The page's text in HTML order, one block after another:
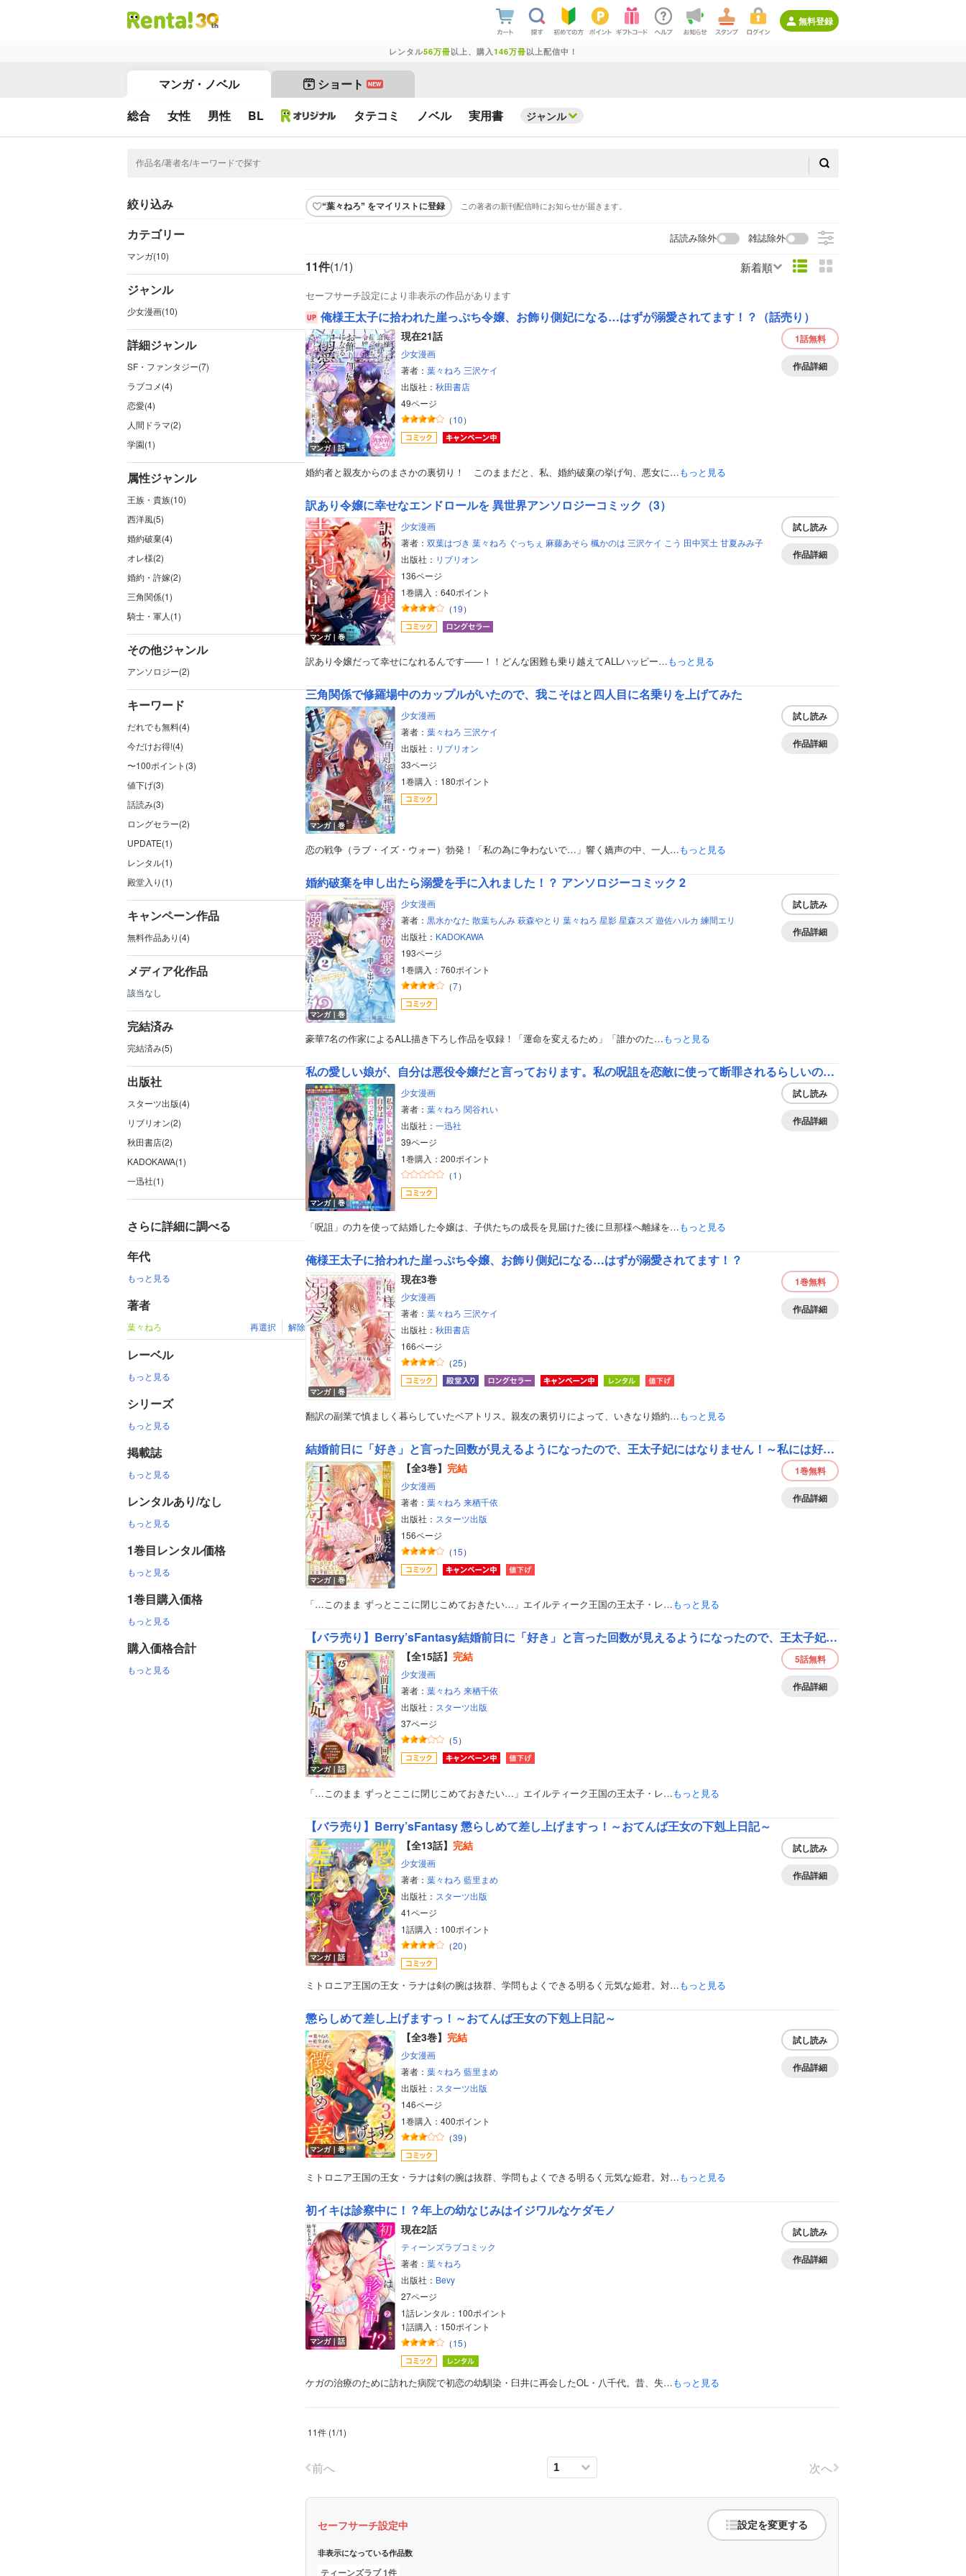
無料登録
レンタル56万冊以上、購入 146万冊以上配信中！
マンガ・ノベル ショート NEW
総合 女性 男性 BL タテコミ ノベル 実用書 ジャンル
絞り込み
カテゴリー
マンガ(10)
ジャンル
少女漫画(10)
詳細ジャンル
SF・ファンタジー(7)
ラブコメ(4)
恋愛(4)
人間ドラマ(2)
学園(1)
属性ジャンル
王族・貴族(10)
西洋風(5)
婚約破棄(4)
オレ様(2)
婚約・許嫁(2)
三角関係(1)
騎士・軍人(1)
その他ジャンル
アンソロジー(2)
キーワード
だれでも無料(4)
今だけお得!(4)
〜100ポイント(3)
値下げ(3)
話読み(3)
ロングセラー(2)
UPDATE(1)
レンタル(1)
殿堂入り(1)
キャンペーン作品
無料作品あり(4)
メディア化作品
該当なし
完結済み
完結済み(5)
出版社
スターツ出版(4)
リブリオン(2)
秋田書店(2)
KADOKAWA(1)
一迅社(1)
さらに詳細に調べる
年代
もっと見る
著者
葉々ねろ 再選択 解除
レーベル
もっと見る
シリーズ
もっと見る
掲載誌
もっと見る
レンタルあり/なし
もっと見る
1巻目レンタル価格
もっと見る
1巻目購入価格
もっと見る
購入価格合計
もっと見る
“葉々ねろ” をマイリストに登録 この著者の新刊配信時にお知らせが届きます。
話読み除外 雑誌除外
11件(1/1) 新着順
セーフサーチ設定により非表示の作品があります
ティーンズラブ
美女・美少女
女性写真集
俺様王太子に拾われた崖っぷち令嬢、お飾り側妃になる…はずが溺愛されてます！？（話売り）
マンガ｜話
現在21話
少女漫画
著者： 葉々ねろ 三沢ケイ
出版社： 秋田書店
49ページ
（10）
1話無料
作品詳細
婚約者と親友からのまさかの裏切り！ このままだと、私、婚約破棄の挙げ句、悪女に…もっと見る
訳あり令嬢に幸せなエンドロールを 異世界アンソロジーコミック（3）
マンガ｜巻
少女漫画
著者： 双葉はづき 葉々ねろ ぐっちぇ 麻藤あそら 楓かのは 三沢ケイ こう 田中冥土 甘夏みみ子
出版社： リブリオン
136ページ
1巻購入：640ポイント
（19）
試し読み
作品詳細
訳あり令嬢だって幸せになれるんです――！！どんな困難も乗り越えてALLハッピー…もっと見る
三角関係で修羅場中のカップルがいたので、我こそはと四人目に名乗りを上げてみた
マンガ｜巻
少女漫画
著者： 葉々ねろ 三沢ケイ
出版社： リブリオン
33ページ
1巻購入：180ポイント
試し読み
作品詳細
恋の戦争（ラブ・イズ・ウォー）勃発！「私の為に争わないで…」響く嬌声の中、一人…もっと見る
婚約破棄を申し出たら溺愛を手に入れました！？ アンソロジーコミック 2
マンガ｜巻
少女漫画
著者： 黒水かなた 散葉ちんみ 萩森やとり 葉々ねろ 星影 星森スズ 遊佐ハルカ 練間エリ
出版社： KADOKAWA
193ページ
1巻購入：760ポイント
（7）
試し読み
作品詳細
豪華7名の作家によるALL描き下ろし作品を収録！「運命を変えるため」「誰かのた…もっと見る
私の愛しい娘が、自分は悪役令嬢だと言っております。私の呪詛を恋敵に使って断罪されるらしいのですが、同じ失敗を繰り返すつもりはございませんよ？
マンガ｜巻
少女漫画
著者： 葉々ねろ 関谷れい
出版社： 一迅社
39ページ
1巻購入：200ポイント
（1 ）
試し読み
作品詳細
「呪詛」の力を使って結婚した令嬢は、子供たちの成長を見届けた後に旦那様へ離縁を…もっと見る
俺様王太子に拾われた崖っぷち令嬢、お飾り側妃になる…はずが溺愛されてます！？
マンガ｜巻
現在3巻
少女漫画
著者： 葉々ねろ 三沢ケイ
出版社： 秋田書店
166ページ
（25）
1巻無料
作品詳細
翻訳の副業で慎ましく暮らしていたベアトリス。親友の裏切りによって、いきなり婚約…もっと見る
結婚前日に「好き」と言った回数が見えるようになったので、王太子妃にはなりません！～私には好きと言ってくれない王太子様になぜか溺愛されているのですが？～
マンガ｜巻
【全3巻】 完結
少女漫画
著者： 葉々ねろ 来栖千依
出版社： スターツ出版
156ページ
（15）
1巻無料
作品詳細
「…このまま ずっとここに閉じこめておきたい…」エイルティーク王国の王太子・レ…もっと見る
【バラ売り】Berry’sFantasy結婚前日に「好き」と言った回数が見えるようになったので、王太子妃にはなりません！～私には好きと言ってくれない王太子様になぜか溺愛されているのですが？～
マンガ｜話
【全15話】 完結
少女漫画
著者： 葉々ねろ 来栖千依
出版社： スターツ出版
37ページ
（5）
5話無料
作品詳細
「…このまま ずっとここに閉じこめておきたい…」エイルティーク王国の王太子・レ…もっと見る
【バラ売り】Berry’sFantasy 懲らしめて差し上げますっ！～おてんば王女の下剋上日記～
マンガ｜話
【全13話】 完結
少女漫画
著者： 葉々ねろ 藍里まめ
出版社： スターツ出版
41ページ
1話購入：100ポイント
（20）
試し読み
作品詳細
ミトロニア王国の王女・ラナは剣の腕は抜群、学問もよくできる明るく元気な姫君。対…もっと見る
懲らしめて差し上げますっ！～おてんば王女の下剋上日記～
マンガ｜巻
【全3巻】 完結
少女漫画
著者： 葉々ねろ 藍里まめ
出版社： スターツ出版
146ページ
1巻購入：400ポイント
（39）
試し読み
作品詳細
ミトロニア王国の王女・ラナは剣の腕は抜群、学問もよくできる明るく元気な姫君。対…もっと見る
初イキは診察中に！？年上の幼なじみはイジワルなケダモノ
マンガ｜話
現在2話
ティーンズラブコミック
著者： 葉々ねろ
出版社： Bevy
27ページ
1話レンタル：100ポイント
1話購入：150ポイント
（15）
試し読み
作品詳細
ケガの治療のために訪れた病院で初恋の幼馴染・臼井に再会したOL・八千代。昔、失…もっと見る
11件 (1/1)
前へ 次へ
セーフサーチ設定中 設定を変更する
非表示になっている作品数
ティーンズラブ 1件